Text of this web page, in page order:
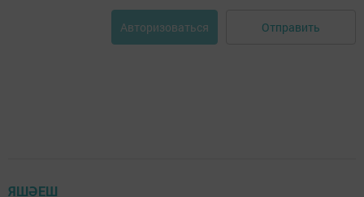
Авторизоваться Отправить
ЯШӘЕШ